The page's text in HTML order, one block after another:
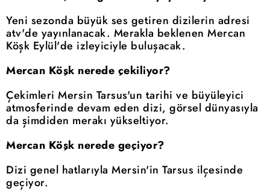
Yeni sezonda büyük ses getiren dizilerin adresi
atv'de yayınlanacak. Merakla beklenen Mercan
Köşk Eylül'de izleyiciyle buluşacak.
Mercan Köşk nerede çekiliyor?
Çekimleri Mersin Tarsus'un tarihi ve büyüleyici
atmosferinde devam eden dizi, görsel dünyasıyla
da şimdiden merakı yükseltiyor.
Mercan Köşk nerede geçiyor?
Dizi genel hatlarıyla Mersin'in Tarsus ilçesinde
geçiyor.